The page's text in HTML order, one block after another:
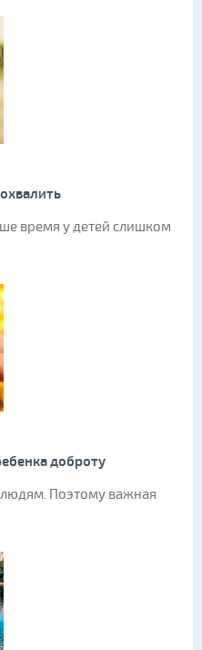
время у детей слишком
доброту
Поэтому важная